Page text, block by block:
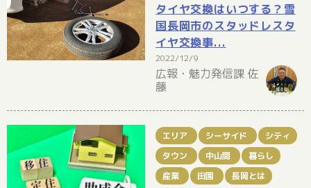
タイヤ交換はいつする？雪
国長岡市のスタッドレスタ
イヤ交換事...
2022/12/9
広報・魅力発信課 佐
藤
エリア シーサイド
シティ
タウン
中山間
暮らし
産業
田園 長岡とは